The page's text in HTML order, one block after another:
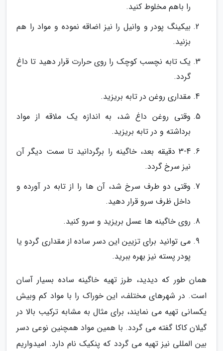
را باهم مخلوط کنید.
بیکینگ پودر و وانیل را نیز اضاقه نموده و مواد را هم
بزنید.
یک تابه نچسب کوچک را روی حرارت قرار دهید تا داغ
گردد.
مقداری روغن در تابه بریزید.
وقتی روغن داغ شد، به اندازه یک ملاقه از مواد
برداشته و در تابه بریزید.
3-4 دقیقه بعد، خاگینه را برگردانید تا سمت دیگر آن
نیز سرخ گردد.
وقتی دو طرف سرخ شد، آن ها را از تابه در آورده و
داخل ظرف سرو قرار دهید.
روی خاگینه ها عسل بریزید و سرو کنید.
می توانید برای تزیین این دسر ساده از مقداری گردو یا
پودر پسته نیز بهره ببرید.
همان طور که دیدید، طرز تهیه خاگینه ساده بسیار آسان
است. در شهرهای مختلف، این خوراک را با مواد کم وبیش
یکسانی تهیه می نمایند، برای مثال به مشابه ترکیب بالا در
گیلان کاکا گفته می گردد. با همین مواد همچنین نوعی دسر
بین المللی نیز تهیه می گردد که پنکیک نام دارد. امیدواریم